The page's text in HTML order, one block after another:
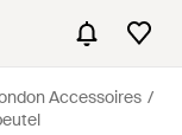
Accessoires